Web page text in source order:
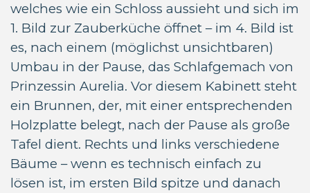
welches wie ein Schloss aussieht und sich im
1. Bild zur Zauberküche öffnet – im 4. Bild ist
es, nach einem (möglichst unsichtbaren)
Umbau in der Pause, das Schlafgemach von
Prinzessin Aurelia. Vor diesem Kabinett steht
ein Brunnen, der, mit einer entsprechenden
Holzplatte belegt, nach der Pause als große
Tafel dient. Rechts und links verschiedene
Bäume – wenn es technisch einfach zu
lösen ist, im ersten Bild spitze und danach